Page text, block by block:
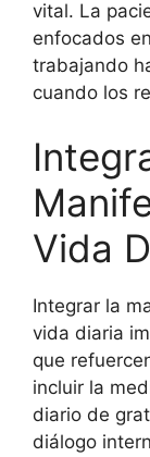
vital. La
enfocados
trabajando
cuando los
Vida
Integrar la
vida diaria
que
incluir la
diario de
diálogo